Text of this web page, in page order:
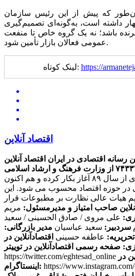
که پیش از این رئیس سازمان
داشته است، به‌گونه‌ای تصمیم‌گیری
باشد؛ نه یک گروه خاص تا منفعت
عمومی فعالان بازار تأمین شود.
لینک کوتاه: https://
اقتصاد آنلاین
رسانه اقتصادی در ایران اقتصاد آنلاین
دارای مجوز به شماره ۷۴۳۳۴ از وزارت فرهنگ و ارشاد اسلامی
این پایگاه خبری از سال ۸۹ آغاز بکار کرده و هم اکنون
در حوزه اقتصاد محسوب می شود. این
هیات عالی نظارت بر مطبوعات قرار
صاحب امتیاز و مدیرمسئول: مریم
علی مروی / صادق الحسینی / سعید
سردبیر: سعید عباسیان مدیر بازرگانی:
عاطفه حسینی اقتصادآنلاین در
https://twitter.com/eghtesad_online در
اینستاگرام: https://www.instagram.com/